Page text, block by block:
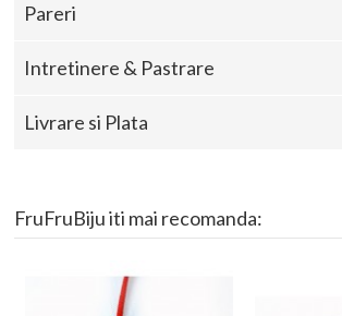
Pareri
Intretinere & Pastrare
Livrare si Plata
FruFruBiju iti mai recomanda: